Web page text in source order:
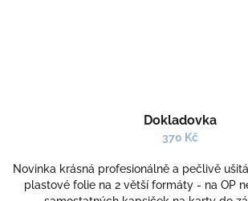
Dokladovka
370 Kč
Novinka krásná profesionálně a pečlivě
plastové folie na 2 větší formáty - na OP